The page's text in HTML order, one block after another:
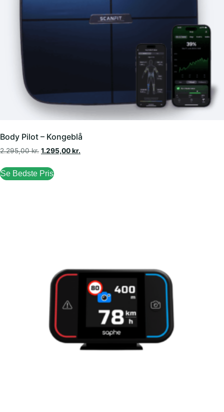
Body Pilot – Kongeblå
2.295,00kr. 1.295,00kr.
Se Bedste Pris